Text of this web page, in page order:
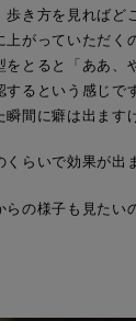
き方を見ればど
がっていただ
とると「ああ
るという感じ
間に癖は出ます
らいで効果が出
の様子も見たい